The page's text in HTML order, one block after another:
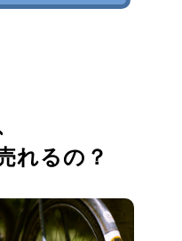
れるの？